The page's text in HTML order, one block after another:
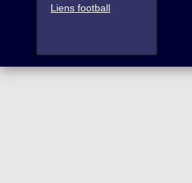
Liens football